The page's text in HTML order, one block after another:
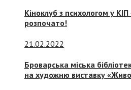
Кіноклуб з психологом у
розпочато!
21.02.2022
Броварська міська
на художню виставку